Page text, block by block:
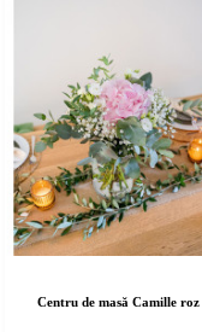
Centru de masă Camille roz